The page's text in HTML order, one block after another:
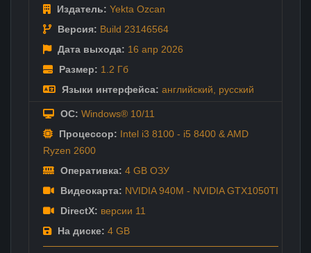
Издатель: Yekta Ozcan
Версия: Build 23146564
Дата выхода: 16 апр 2026
Размер: 1.2 Гб
Языки интерфейса: английский русский
ОС: Windows® 10/11
Процессор: Intel i3 8100 - i5 8400 & AMD
Ryzen 2600
Оперативка: 4 GB ОЗУ
Видеокарта: NVIDIA 940M - NVIDIA GTX1050TI
DirectX: версии 11
На диске: 4 GB